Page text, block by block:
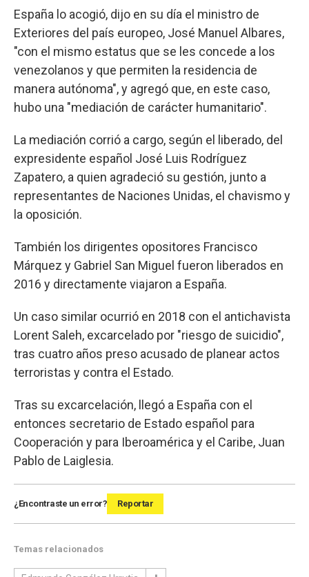
España lo acogió, dijo en su día el ministro de
Exteriores del país europeo, José Manuel Albares,
"con el mismo estatus que se les concede a los
venezolanos y que permiten la residencia de
manera autónoma", y agregó que, en este caso,
hubo una "mediación de carácter humanitario".
La mediación corrió a cargo, según el liberado, del
expresidente español José Luis Rodríguez
Zapatero, a quien agradeció su gestión, junto a
representantes de Naciones Unidas, el chavismo y
la oposición.
También los dirigentes opositores Francisco
Márquez y Gabriel San Miguel fueron liberados en
2016 y directamente viajaron a España.
Un caso similar ocurrió en 2018 con el antichavista
Lorent Saleh, excarcelado por "riesgo de suicidio",
tras cuatro años preso acusado de planear actos
terroristas y contra el Estado.
Tras su excarcelación, llegó a España con el
entonces secretario de Estado español para
Cooperación y para Iberoamérica y el Caribe, Juan
Pablo de Laiglesia.
¿Encontraste un error? Reportar
Temas relacionados